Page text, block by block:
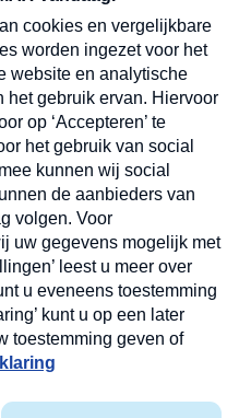
Verzend
op onze
in uw